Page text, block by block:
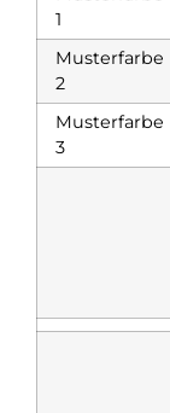
1
Musterfarbe
2
Musterfarbe
3